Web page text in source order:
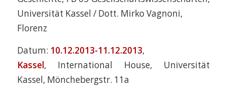
Universität Kassel / Dott. Mirko Vagnoni,
Florenz
Datum: 10.12.2013-11.12.2013,
Kassel, International House, Universität
Kassel, Mönchebergstr. 11a